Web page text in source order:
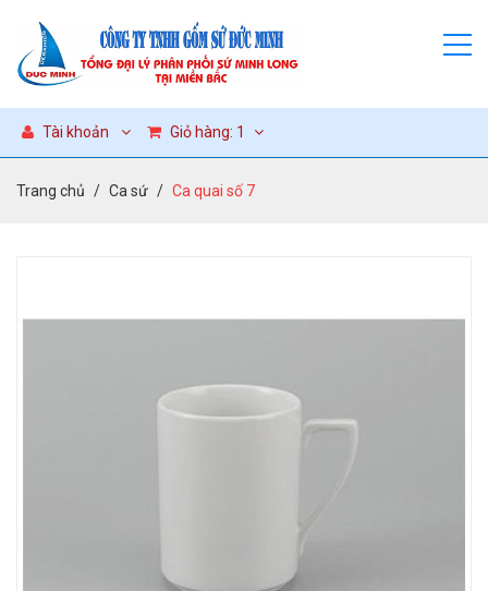
Tài khoản Giỏ hàng: 1
Trang chủ Ca sứ Ca quai số 7